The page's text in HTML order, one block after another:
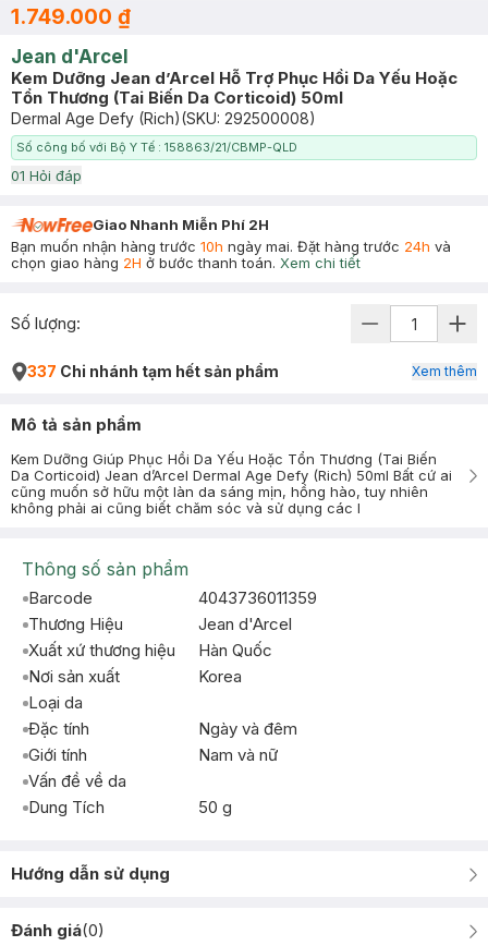
1.749.000 ₫
Jean d'Arcel
Kem Dưỡng Jean d’Arcel Hỗ Trợ Phục Hồi Da Yếu Hoặc
Tổn Thương (Tai Biến Da Corticoid) 50ml
Dermal Age Defy (Rich)(SKU: 292500008)
Số công bố với Bộ Y Tế : 158863/21/CBMP-QLD
01 Hỏi đáp
Giao Nhanh Miễn Phí 2H
Bạn muốn nhận hàng trước 10h ngày mai. Đặt hàng trước 24h và
chọn giao hàng 2H ở bước thanh toán. Xem chi tiết
Số lượng:
337 Chi nhánh tạm hết sản phẩm Xem thêm
Mô tả sản phẩm
Kem Dưỡng Giúp Phục Hồi Da Yếu Hoặc Tổn Thương (Tai Biến
Da Corticoid) Jean d’Arcel Dermal Age Defy (Rich) 50ml Bất cứ ai
cũng muốn sở hữu một làn da sáng mịn, hồng hào, tuy nhiên
không phải ai cũng biết chăm sóc và sử dụng các l
Thông số sản phẩm
Barcode
4043736011359
Thương Hiệu
Jean d'Arcel
Xuất xứ thương hiệu
Hàn Quốc
Nơi sản xuất
Korea
Loại da
Đặc tính
Ngày và đêm
Giới tính
Nam và nữ
Vấn đề về da
Dung Tích
50 g
Hướng dẫn sử dụng
Đánh giá(0)